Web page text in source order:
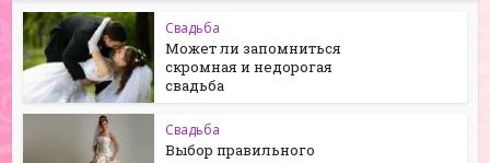
Свадьба
Может ли запомниться
скромная и недорогая
свадьба
Свадьба
Выбор правильного